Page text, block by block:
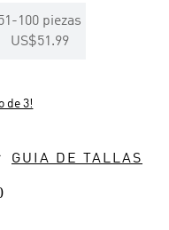
-100 piezas
US$51.99
de 3!
GUIA DE TALLAS